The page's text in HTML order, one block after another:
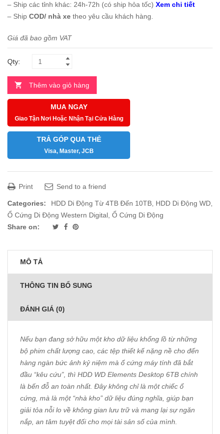
– Ship các tỉnh khác: 24h-72h (có ship hỏa tốc) Xem chi tiết
– Ship COD/ nhà xe theo yêu cầu khách hàng.
Giá đã bao gồm VAT
Qty:
Thêm vào giỏ hàng
MUA NGAY
Giao Tận Nơi Hoặc Nhận Tại Cửa Hàng
TRẢ GÓP QUA THẺ
Visa, Master, JCB
Print Send to a friend
Categories: HDD Di Động Từ 4TB Đến 10TB, HDD Di Động WD,
Ổ Cứng Di Động Western Digital, Ổ Cứng Di Động
Share on:
MÔ TẢ
THÔNG TIN BỔ SUNG
ĐÁNH GIÁ (0)
Nếu bạn đang sở hữu một kho dữ liệu khổng lồ từ những
bộ phim chất lượng cao, các tệp thiết kế nặng nề cho đến
hàng ngàn bức ảnh kỷ niệm mà ổ cứng máy tính đã bắt
đầu “kêu cứu”, thì HDD WD Elements Desktop 6TB chính
là bến đỗ an toàn nhất. Đây không chỉ là một chiếc ổ
cứng, mà là một “nhà kho” dữ liệu đúng nghĩa, giúp bạn
giải tỏa nỗi lo về không gian lưu trữ và mang lại sự ngăn
nắp, an tâm tuyệt đối cho mọi tài sản số của mình.